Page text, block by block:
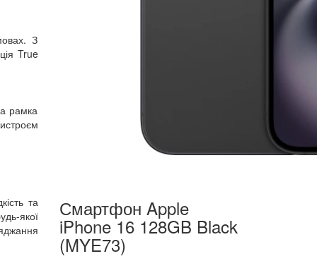
З
True
рамка
та
якої
Смартфон Apple
iPhone 16 128GB Black
(MYE73)